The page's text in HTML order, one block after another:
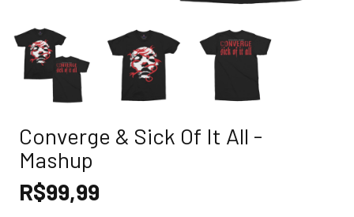
Converge & Sick Of It All -
Mashup
R$99,99